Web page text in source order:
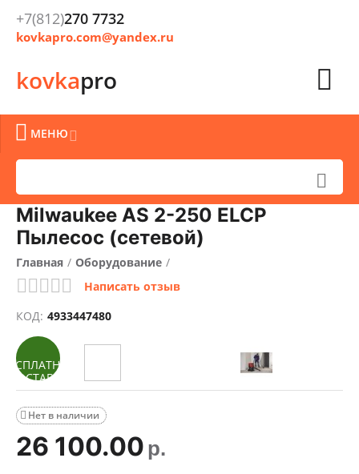
kovkapro
+7(812)270 7732
kovkapro.com@yandex.ru

 МЕНЮ

Milwaukee AS 2-250 ELCP
Пылесос (сетевой)
Главная / Оборудование /
Написать отзыв
КОД: 4933447480
БЕСПЛАТНАЯ
БЕСПЛАТНАЯ
Нет в наличии

26 100.00 р.